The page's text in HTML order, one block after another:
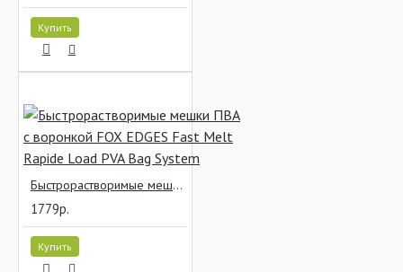
Купить
Быстрорастворимые мешки ПВА с воронкой FOX EDGES Fast Melt Rapide Load PVA Bag System
1779р.
Купить